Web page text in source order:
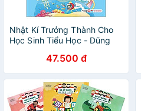
Nhật Kí Trưởng Thành Cho
Học Sinh Tiểu Học - Dũng
Kiên Cường Nhé!
47.500 đ